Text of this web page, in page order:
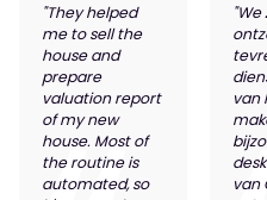
"They helped
me to sell the
house and
prepare
valuation report
of my new
house. Most of
the routine is
automated, so
"We
van
van